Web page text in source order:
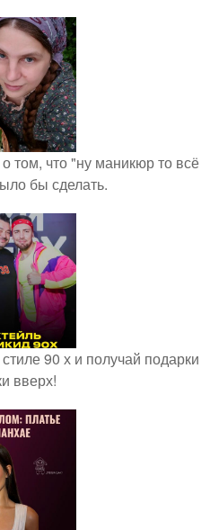
том, что "ну маникюр то всё
бы сделать.
90 х и получай подарки
вверх!